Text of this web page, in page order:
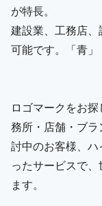
が特長。
建設業、工務店
可能です。「青」
ロゴマークをお
務所・店舗・ブ
討中のお客様、
ったサービスで
ます。